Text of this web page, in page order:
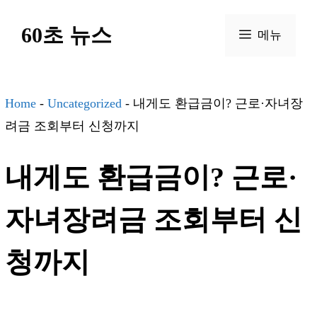
건
너
기
60초 뉴스 메뉴
Home - Uncategorized - 내게도 환급금이? 근로·자녀장
려금 조회부터 신청까지
내게도 환급금이? 근로·
자녀장려금 조회부터 신
청까지